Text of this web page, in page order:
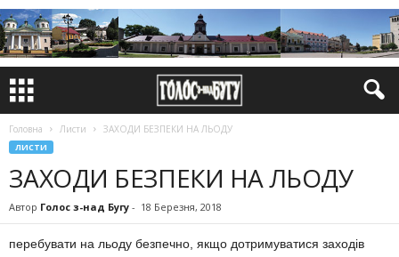
Головна Листи ЗАХОДИ БЕЗПЕКИ НА ЛЬОДУ
ЛИСТИ
ЗАХОДИ БЕЗПЕКИ НА ЛЬОДУ
Автор Голос з-над Бугу - 18 Березня, 2018
перебувати на льоду безпечно, якщо дотримуватися заходів